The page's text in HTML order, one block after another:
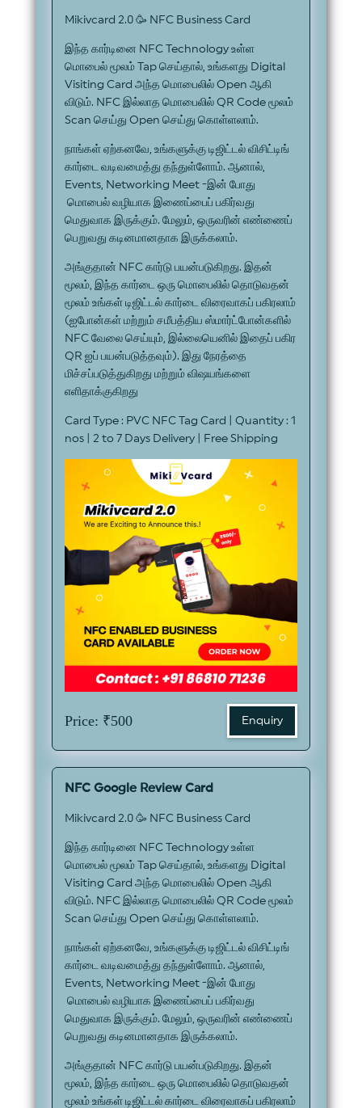
Mikivcard 2.0 🥳 NFC Business Card
இந்த கார்டினை NFC Technology உள்ள
மொபைல் மூலம் Tap செய்தால், உங்களது Digital
Visiting Card அந்த மொபைலில் Open ஆகி
விடும். NFC இல்லாத மொபைலில் QR Code மூலம்
Scan செய்து Open செய்து கொள்ளலாம்.
நாங்கள் ஏற்கனவே, உங்களுக்கு டிஜிட்டல் விசிட்டிங்
கார்டை வடிவமைத்து தந்துள்ளோம். ஆனால்,
Events, Networking Meet -இன் போது
மொபைல் வழியாக இணைப்பைப் பகிர்வது
மெதுவாக இருக்கும். மேலும், ஒருவரின் எண்ணைப்
பெறுவது கடினமானதாக இருக்கலாம்.
அங்குதான் NFC கார்டு பயன்படுகிறது. இதன்
மூலம், இந்த கார்டை ஒரு மொபைலில் தொடுவதன்
மூலம் உங்கள் டிஜிட்டல் கார்டை விரைவாகப் பகிரலாம்
(ஐபோன்கள் மற்றும் சமீபத்திய ஸ்மார்ட்போன்களில்
NFC வேலை செய்யும், இல்லையெனில் இதைப் பகிர
QR ஐப் பயன்படுத்தவும்). இது நேரத்தை
மிச்சப்படுத்துகிறது மற்றும் விஷயங்களை
எளிதாக்குகிறது
Card Type : PVC NFC Tag Card | Quantity : 1
nos | 2 to 7 Days Delivery | Free Shipping
Price: ₹500 Enquiry
NFC Google Review Card
Mikivcard 2.0 🥳 NFC Business Card
இந்த கார்டினை NFC Technology உள்ள
மொபைல் மூலம் Tap செய்தால், உங்களது Digital
Visiting Card அந்த மொபைலில் Open ஆகி
விடும். NFC இல்லாத மொபைலில் QR Code மூலம்
Scan செய்து Open செய்து கொள்ளலாம்.
நாங்கள் ஏற்கனவே, உங்களுக்கு டிஜிட்டல் விசிட்டிங்
கார்டை வடிவமைத்து தந்துள்ளோம். ஆனால்,
Events, Networking Meet -இன் போது
மொபைல் வழியாக இணைப்பைப் பகிர்வது
மெதுவாக இருக்கும். மேலும், ஒருவரின் எண்ணைப்
பெறுவது கடினமானதாக இருக்கலாம்.
அங்குதான் NFC கார்டு பயன்படுகிறது. இதன்
மூலம், இந்த கார்டை ஒரு மொபைலில் தொடுவதன்
மூலம் உங்கள் டிஜிட்டல் கார்டை விரைவாகப் பகிரலாம்